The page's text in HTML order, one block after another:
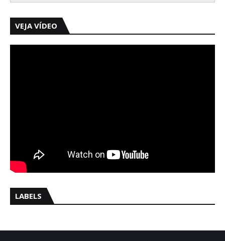
VEJA VÍDEO
LABELS